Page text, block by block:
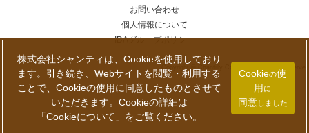
株式会社シャンティは、Cookieを使用しており
ます。引き続き、Webサイトを閲覧・利用する
ことで、Cookieの使用に同意したものとさせて
いただきます。Cookieの詳細は
「Cookieについて 」 をご覧ください。
Cookieの使
用 に
同意しました
お問い合わせ
個人情報について
IDAグループポリシー